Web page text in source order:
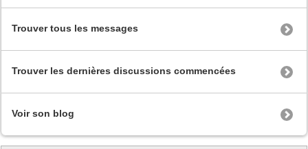
Trouver tous les messages
Trouver les dernières discussions commencées
Voir son blog